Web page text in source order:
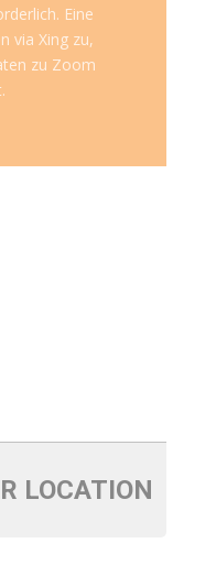
Eine
via Xing zu,
zu Zoom
LOCATION